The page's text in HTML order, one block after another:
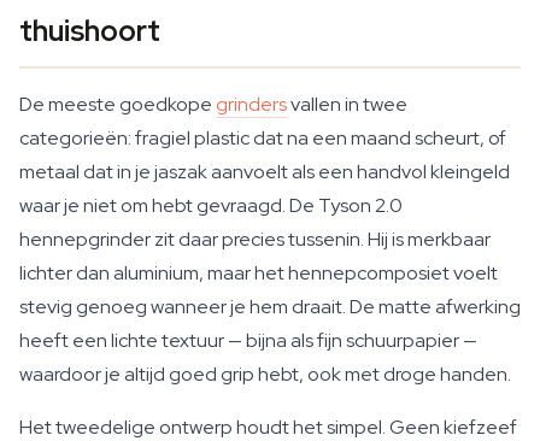
thuishoort
De meeste goedkope grindersvallen in twee
categorieën: fragiel plastic dat na een maand scheurt, of
metaal dat in je jaszak aanvoelt als een handvol kleingeld
waar je niet om hebt gevraagd. De Tyson 2.0
hennepgrinder zit daar precies tussenin. Hij is merkbaar
lichter dan aluminium, maar het hennepcomposiet voelt
stevig genoeg wanneer je hem draait. De matte afwerking
heeft een lichte textuur — bijna als fijn schuurpapier —
waardoor je altijd goed grip hebt, ook met droge handen.
Het tweedelige ontwerp houdt het simpel. Geen kiefzeef